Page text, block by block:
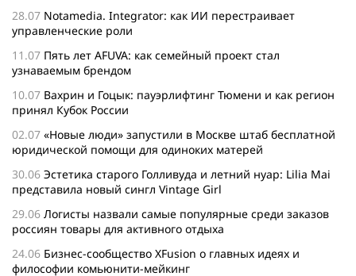
28.07 Notamedia. Integrator: как ИИ перестраивает
управленческие роли
11.07 Пять лет AFUVA: как семейный проект стал
узнаваемым брендом
10.07 Вахрин и Гоцык: пауэрлифтинг Тюмени и как регион
принял Кубок России
02.07 «Новые люди» запустили в Москве штаб бесплатной
юридической помощи для одиноких матерей
30.06 Эстетика старого Голливуда и летний нуар: Lilia Mai
представила новый сингл Vintage Girl
29.06 Логисты назвали самые популярные среди заказов
россиян товары для активного отдыха
24.06 Бизнес-сообщество XFusion о главных идеях и
философии комьюнити-мейкинг